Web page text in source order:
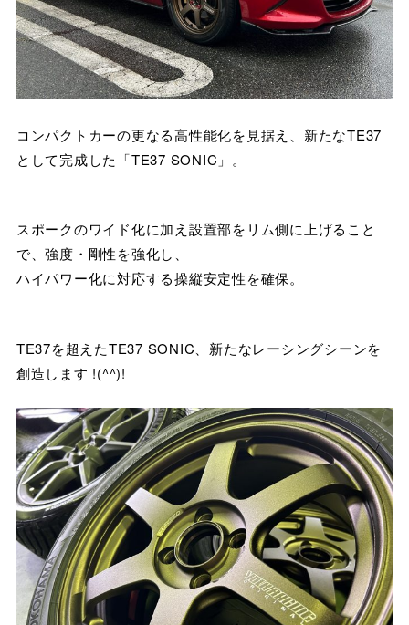
コンパクトカーの更なる高性能化を見据え、新たなTE37
として完成した「TE37 SONIC」。
スポークのワイド化に加え設置部をリム側に上げること
で、強度・剛性を強化し、
ハイパワー化に対応する操縦安定性を確保。
TE37を超えたTE37 SONIC、新たなレーシングシーンを
創造します !(^^)!